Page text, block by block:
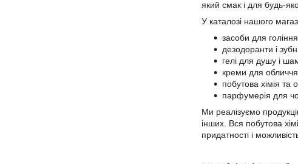
який смак і для будь-
У каталозі нашого
засоби для гоління
дезодоранти і
гелі для душу і
креми для обличчя,
побутова хімія та
парфумерія для
Ми реалізуємо
інших. Вся побутова
придатності і